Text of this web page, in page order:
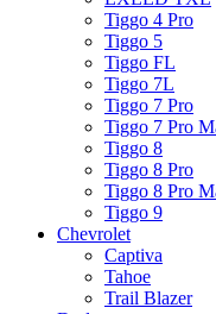
Tiggo 4 Pro
Tiggo 5
Tiggo FL
Tiggo 7L
Tiggo 7 Pro
Tiggo 7 Pro
Tiggo 8
Tiggo 8 Pro
Tiggo 8 Pro
Tiggo 9
Chevrolet
Captiva
Tahoe
Trail Blazer